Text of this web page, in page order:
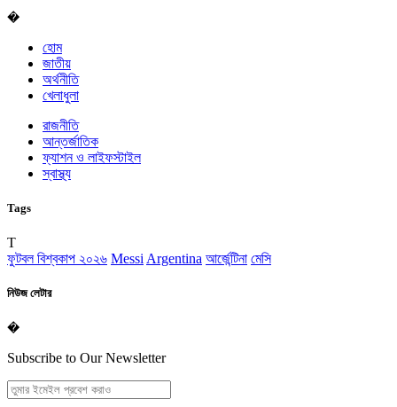
�
হোম
জাতীয়
অর্থনীতি
খেলাধুলা
রাজনীতি
আন্তর্জাতিক
ফ্যাশন ও লাইফস্টাইল
স্বাস্থ্য
Tags
T
ফুটবল বিশ্বকাপ ২০২৬ Messi Argentina আর্জেন্টিনা মেসি
নিউজ লেটার
�
Subscribe to Our Newsletter